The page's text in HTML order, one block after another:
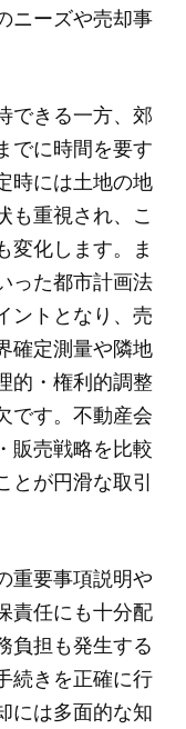
ニーズや売却事
できる一方、郊
でに時間を要す
時には土地の地
も重視され、こ
変化します。ま
った都市計画法
ントとなり、売
確定測量や隣地
的・権利的調整
です。不動産会
販売戦略を比較
とが円滑な取引
重要事項説明や
責任にも十分配
負担も発生する
続きを正確に行
には多面的な知